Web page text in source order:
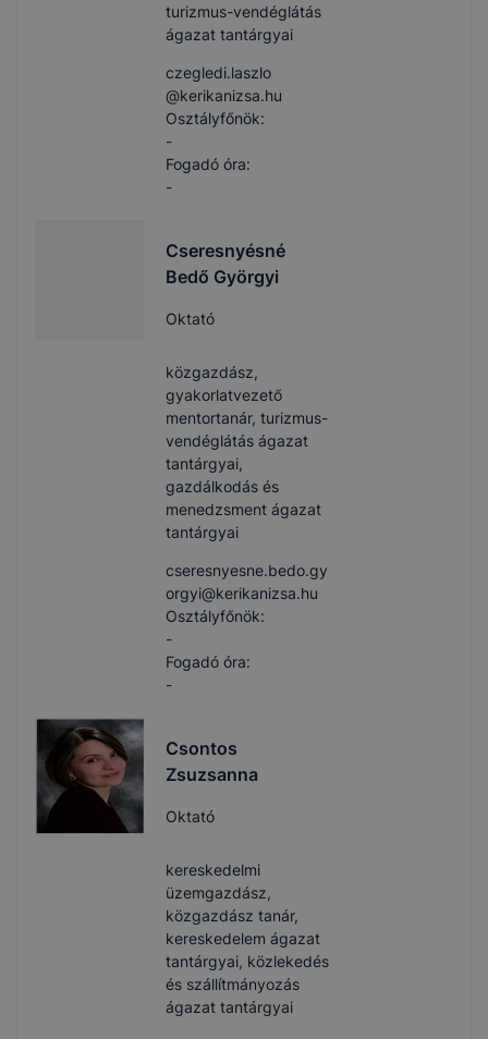
turizmus-vendéglátás
ágazat tantárgyai
czegledi.laszlo​
@kerikanizsa.hu
Osztályfőnök:
-
Fogadó óra:
-
Cseresnyésné
Bedő Györgyi
Oktató
közgazdász,
gyakorlatvezető
mentortanár, turizmus-
vendéglátás ágazat
tantárgyai,
gazdálkodás és
menedzsment ágazat
tantárgyai
cseresnyesne.bedo.gy
orgyi​@kerikanizsa.hu
Osztályfőnök:
-
Fogadó óra:
-
Csontos
Zsuzsanna
Oktató
kereskedelmi
üzemgazdász,
közgazdász tanár,
kereskedelem ágazat
tantárgyai, közlekedés
és szállítmányozás
ágazat tantárgyai